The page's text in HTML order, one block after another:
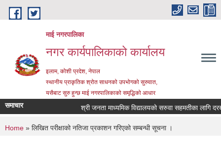
Skip to main content
माई नगरपालिका
नगर कार्यपालिकाको कार्यालय
इलाम, कोशी प्रदेश, नेपाल
स्थानीय प्राकृतिक श्रोत साधनको उपभोगको सुरुवात,
यसैबाट सुरु हुन्छ माई नगरपालिकाको समृद्धिको आधार
समाचार श्री जनता माध्यमिक विद्यालयको सरुवा सहमतीका लागि
You are here
Home » लिखित परीक्षाको नतिजा प्रकाशन गरिएको सम्बन्धी सूचना ।